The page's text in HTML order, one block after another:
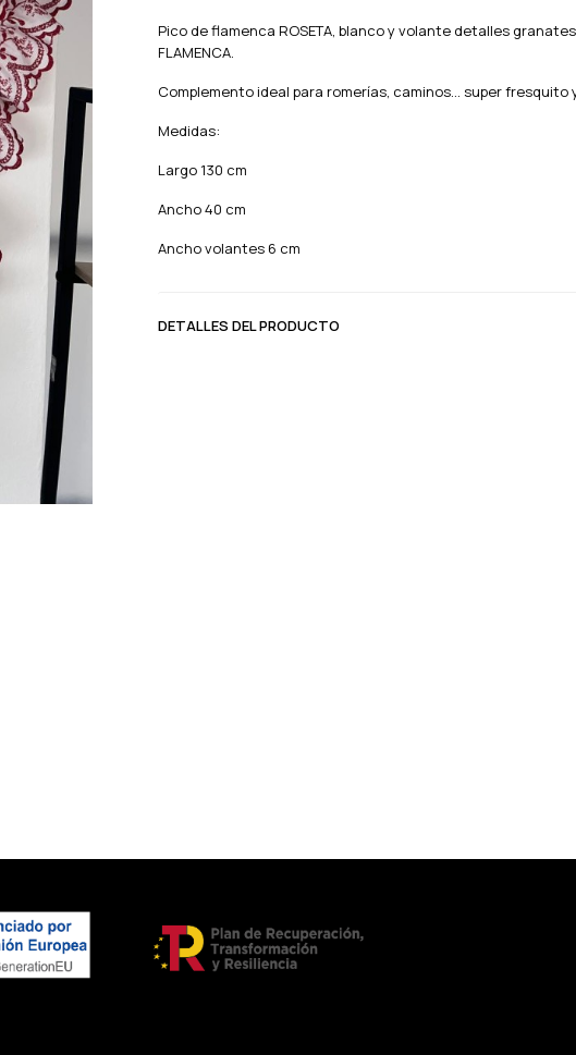
Pico de flamenca ROSETA, blanco y volante detalles
FLAMENCA.
Complemento ideal para romerías, caminos... super fresquito
Medidas:
Largo 130 cm
Ancho 40 cm
Ancho volantes 6 cm
DETALLES DEL PRODUCTO